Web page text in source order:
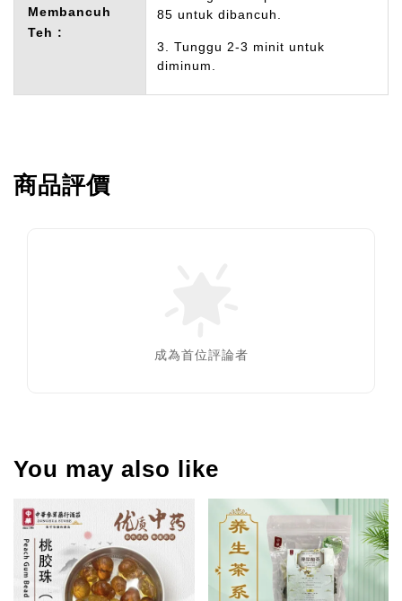
Membancuh
Teh :
85 untuk dibancuh.
3. Tunggu 2-3 minit untuk
diminum.
商品評價
成為首位評論者
You may also like